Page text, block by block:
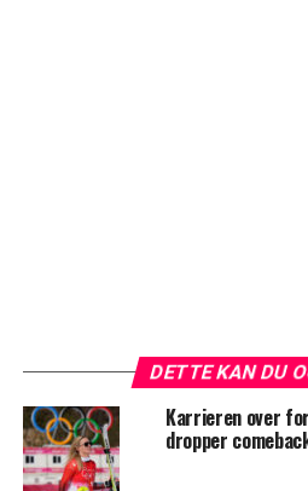
DETTE KAN DU
Karrieren over
dropper